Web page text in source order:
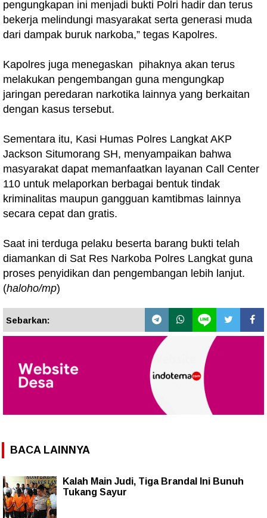
pengungkapan ini menjadi bukti Polri hadir dan terus
bekerja melindungi masyarakat serta generasi muda
dari dampak buruk narkoba,” tegas Kapolres.
Kapolres juga menegaskan pihaknya akan terus
melakukan pengembangan guna mengungkap
jaringan peredaran narkotika lainnya yang berkaitan
dengan kasus tersebut.
Sementara itu, Kasi Humas Polres Langkat AKP
Jackson Situmorang SH, menyampaikan bahwa
masyarakat dapat memanfaatkan layanan Call Center
110 untuk melaporkan berbagai bentuk tindak
kriminalitas maupun gangguan kamtibmas lainnya
secara cepat dan gratis.
Saat ini terduga pelaku beserta barang bukti telah
diamankan di Sat Res Narkoba Polres Langkat guna
proses penyidikan dan pengembangan lebih lanjut.
(haloho/mp)
Sebarkan:
BACA LAINNYA
Kalah Main Judi, Tiga Brandal Ini Bunuh
Tukang Sayur